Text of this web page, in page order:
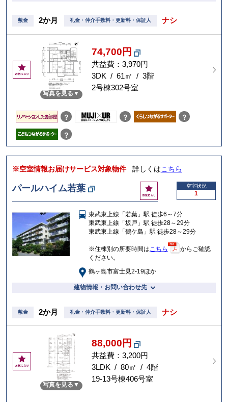
敷金 2か月 礼金・仲介手数料・更新料・保証人 ナシ
お
気
写真を見る
74,700円
共益費：3,970円
3DK / 61㎡ / 3階
2号棟302号室
？ ？ ？
？
※空室情報お届けサービス対象物件 詳しくはこちら
パールハイム若葉
お
気
入
り
空室状況
1
東武東上線「若葉」駅 徒歩6～7分
東武東上線「坂戸」駅 徒歩28～29分
東武東上線「鶴ケ島」駅 徒歩28～29分
※住棟別の所要時間はこちら
からご確認
ください。
鶴ヶ島市富士見2-19ほか
建物情報・お問い合わせ先
敷金 2か月 礼金・仲介手数料・更新料・保証人 ナシ
お
気
写真を見る
88,000円
共益費：3,200円
3LDK / 80㎡ / 4階
19-13号棟406号室